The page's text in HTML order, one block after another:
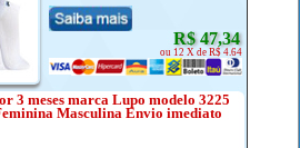
R$ 47,34
ou 12 X de R$ 4.64
3 meses marca Lupo modelo 3225
Masculina Envio imediato